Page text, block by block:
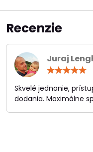
Recenzie
Juraj
Skvelé jednanie,
dodania. Maximálne